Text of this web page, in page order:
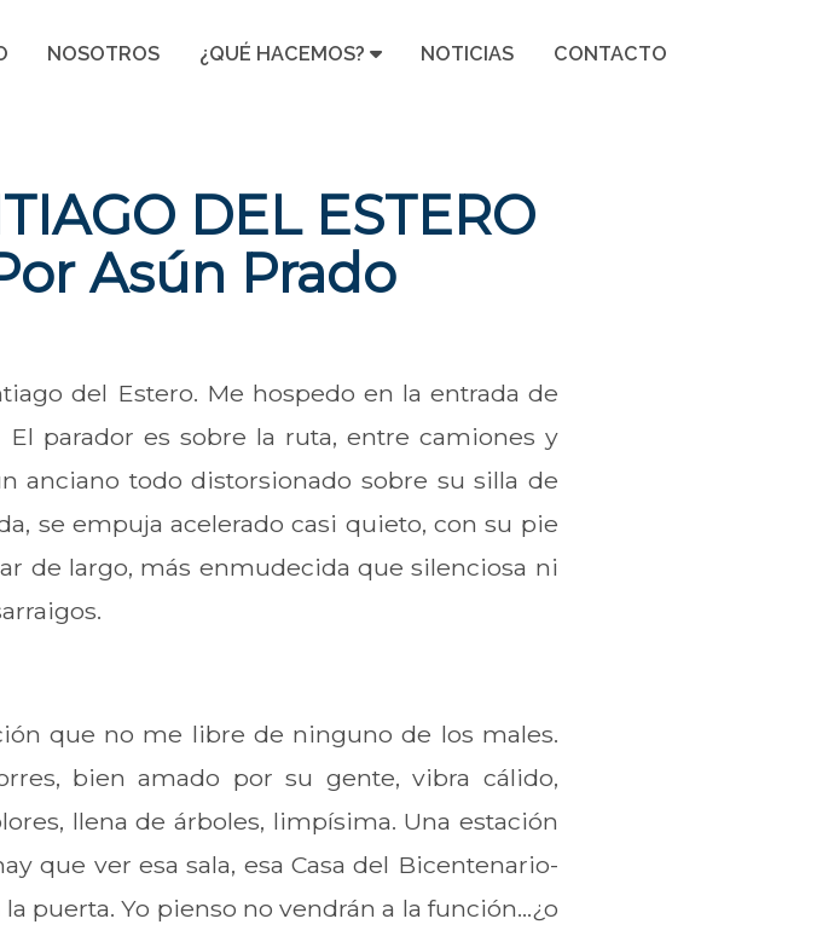
NOSOTROS ¿QUÉ HACEMOS? NOTICIAS CONTACTO
DEL ESTERO
Asún Prado
del Estero. Me hospedo en la entrada de
parador es sobre la ruta, entre camiones y
anciano todo distorsionado sobre su silla de
se empuja acelerado casi quieto, con su pie
de largo, más enmudecida que silenciosa ni
que no me libre de ninguno de los males.
bien amado por su gente, vibra cálido,
llena de árboles, limpísima. Una estación
que ver esa sala, esa Casa del Bicentenario-
puerta. Yo pienso no vendrán a la función...¿o